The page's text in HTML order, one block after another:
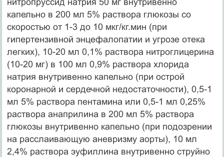
капельно в 200 мл 5% раствора глюкозы со
скоростью от 1-3 до 10 мкг/кг.мин (при
гипертензивной энцефалопатии и угрозе отека
легких), 10-20 мл 0,1% раствора нитроглицерина
(10-20 мг) в 100 мл 0,9% раствора хлорида
натрия внутривенно капельно (при острой
коронарной и сердечной недостаточности), 0,5-1
мл 5% раствора пентамина или 0,5-1 мл 0,25%
раствора анаприлина в 200 мл 5% раствора
глюкозы внутривенно капельно (при подозрении
на расслаивающую аневризму аорты), 10 мл
2,4% раствора эуфиллина внутривенно струйно